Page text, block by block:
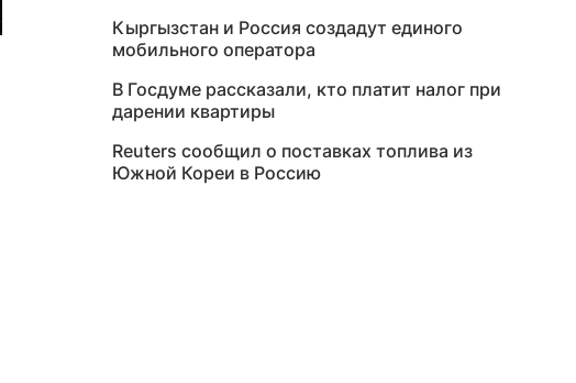
Кыргызстан и Россия создадут единого
мобильного оператора
В Госдуме рассказали, кто платит налог при
дарении квартиры
Reuters сообщил о поставках топлива из
Южной Кореи в Россию